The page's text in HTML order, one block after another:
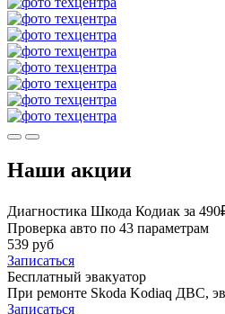
Наши акции
Диагностика Шкода Кодиак за
Проверка авто по 43 параметрам
539 руб
Записаться
Бесплатный эвакуатор
При ремонте Skoda Kodiaq ДВС,
Записаться